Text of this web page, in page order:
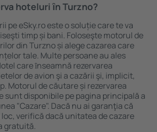
hoteluri ȋn Turzno?
pe eSky.ro este o soluție care te va
timp și bani. Foloseşte motorul de
din Turzno și alege cazarea care
tale. Multe persoane au ales
care ȋnseamnă rezervarea
de avion şi a cazării şi, implicit,
Motorul de căutare și rezervarea
disponibile pe pagina principală a
"Cazare". Dacă nu ai garanţia că
verifică dacă unitatea de cazare
gratuită.